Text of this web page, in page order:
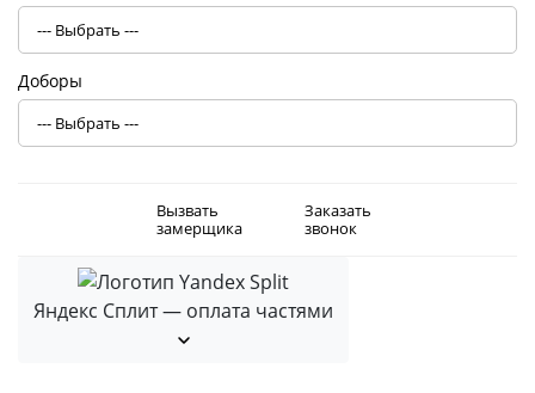
Доборы
Вызвать
замерщика
Заказать
звонок
Яндекс Сплит — оплата частями